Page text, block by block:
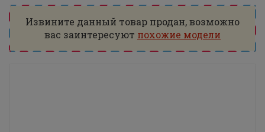
Извините данный товар продан, возможно
вас заинтересуют похожие модели